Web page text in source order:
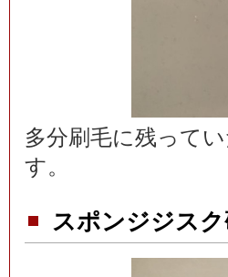
多分刷毛に残って
す。
スポンジジス